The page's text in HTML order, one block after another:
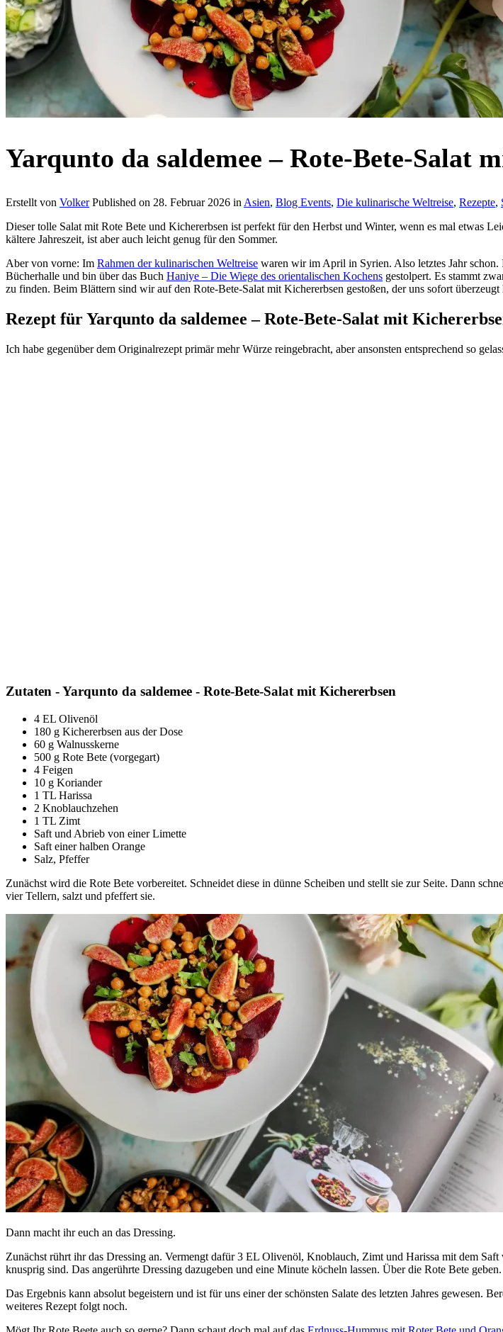
Yarqunto da saldemee – Rote-Bete-Salat
Erstellt von Volker Published on 28. Februar 2026 in Asien, Blog Events, Die kulinarische Weltreise, Rezepte,
Dieser tolle Salat mit Rote Bete und Kichererbsen ist perfekt für den Herbst und Winter, wenn es mal etwas
kältere Jahreszeit, ist aber auch leicht genug für den Sommer.
Aber von vorne: Im Rahmen der kulinarischen Weltreise waren wir im April in Syrien. Also letztes Jahr schon.
Bücherhalle und bin über das Buch Haniye – Die Wiege des orientalischen Kochens gestolpert. Es stammt
zu finden. Beim Blättern sind wir auf den Rote-Bete-Salat mit Kichererbsen gestoßen, der uns sofort
Rezept für Yarqunto da saldemee – Rote-Bete-Salat mit
Ich habe gegenüber dem Originalrezept primär mehr Würze reingebracht, aber ansonsten entsprechend so
Zutaten - Yarqunto da saldemee - Rote-Bete-Salat mit Kichererbsen
4 EL Olivenöl
180 g Kichererbsen aus der Dose
60 g Walnusskerne
500 g Rote Bete (vorgegart)
4 Feigen
10 g Koriander
1 TL Harissa
2 Knoblauchzehen
1 TL Zimt
Saft und Abrieb von einer Limette
Saft einer halben Orange
Salz, Pfeffer
Zunächst wird die Rote Bete vorbereitet. Schneidet diese in dünne Scheiben und stellt sie zur Seite. Dann
vier Tellern, salzt und pfeffert sie.
Dann macht ihr euch an das Dressing.
Zunächst rührt ihr das Dressing an. Vermengt dafür 3 EL Olivenöl, Knoblauch, Zimt und Harissa mit dem
knusprig sind. Das angerührte Dressing dazugeben und eine Minute köcheln lassen. Über die Rote Bete
Das Ergebnis kann absolut begeistern und ist für uns einer der schönsten Salate des letzten Jahres gewesen.
weiteres Rezept folgt noch.